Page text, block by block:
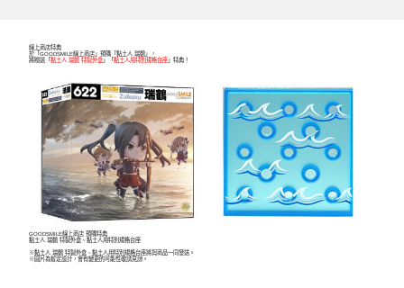
線上商店特典
於「GOODSMILE線上商店」預購「黏土人 瑞鶴」，
將贈送「 黏土人 瑞鶴 特製外盒」「 黏土人用特別規格台座」特典！
GOODSMILE線上商店 預購特典
黏土人 瑞鶴 特製外盒、黏土人用特別規格台座
※黏土人 瑞鶴 特製外盒、黏土人用特別規格台座將與商品一同發送。
※圖片為暫定設計，會有變更的可能性敬請見諒。